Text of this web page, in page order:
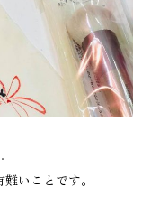
いことです。